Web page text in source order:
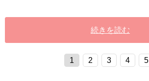
続きを読む
1 2 3 4 5